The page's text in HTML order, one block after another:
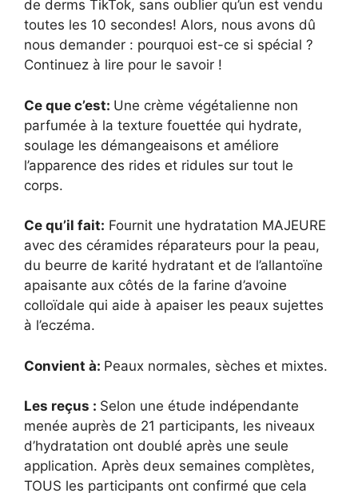
de derms TikTok, sans oublier qu’un est vendu
toutes les 10 secondes! Alors, nous avons dû
nous demander : pourquoi est-ce si spécial ?
Continuez à lire pour le savoir !
Ce que c’est: Une crème végétalienne non
parfumée à la texture fouettée qui hydrate,
soulage les démangeaisons et améliore
l’apparence des rides et ridules sur tout le
corps.
Ce qu’il fait: Fournit une hydratation MAJEURE
avec des céramides réparateurs pour la peau,
du beurre de karité hydratant et de l’allantoïne
apaisante aux côtés de la farine d’avoine
colloïdale qui aide à apaiser les peaux sujettes
à l’eczéma.
Convient à: Peaux normales, sèches et mixtes.
Les reçus : Selon une étude indépendante
menée auprès de 21 participants, les niveaux
d’hydratation ont doublé après une seule
application. Après deux semaines complètes,
TOUS les participants ont confirmé que cela